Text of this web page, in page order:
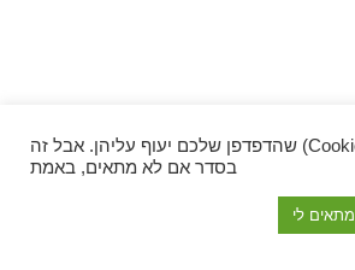
יש לנו עוגיות (Cookies) שהדפדפן שלכם יעוף עליהן. אבל זה
בסדר אם לא מתאים, באמת
מתאים לי